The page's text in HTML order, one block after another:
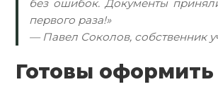
без ошибок. Документы
первого раза!»
— Павел Соколов, собственник
Готовы